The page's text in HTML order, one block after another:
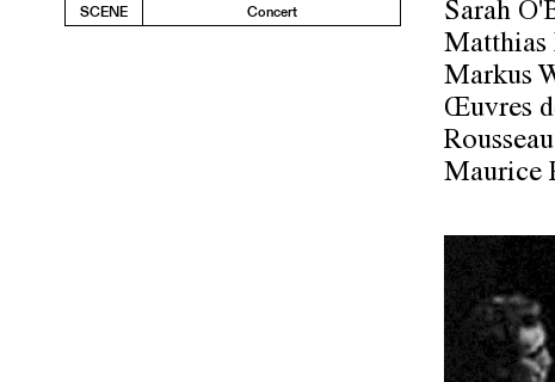
SCENE Concert
Sarah
Matthias
Markus
Œuvres
Maurice